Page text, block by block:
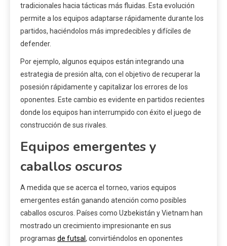
tradicionales hacia tácticas más fluidas. Esta evolución
permite a los equipos adaptarse rápidamente durante los
partidos, haciéndolos más impredecibles y difíciles de
defender.
Por ejemplo, algunos equipos están integrando una
estrategia de presión alta, con el objetivo de recuperar la
posesión rápidamente y capitalizar los errores de los
oponentes. Este cambio es evidente en partidos recientes
donde los equipos han interrumpido con éxito el juego de
construcción de sus rivales.
Equipos emergentes y
caballos oscuros
A medida que se acerca el torneo, varios equipos
emergentes están ganando atención como posibles
caballos oscuros. Países como Uzbekistán y Vietnam han
mostrado un crecimiento impresionante en sus
programas de futsal, convirtiéndolos en oponentes